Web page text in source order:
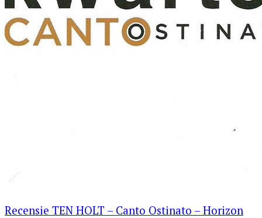
Recensie TEN HOLT – Canto Ostinato – Horizon